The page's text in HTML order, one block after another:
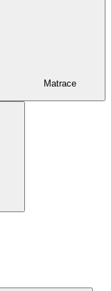
Matrace